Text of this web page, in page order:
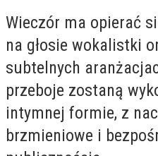
Wieczór ma opierać
na głosie wokalistki
subtelnych
przeboje zostaną
intymnej formie, z
brzmieniowe i